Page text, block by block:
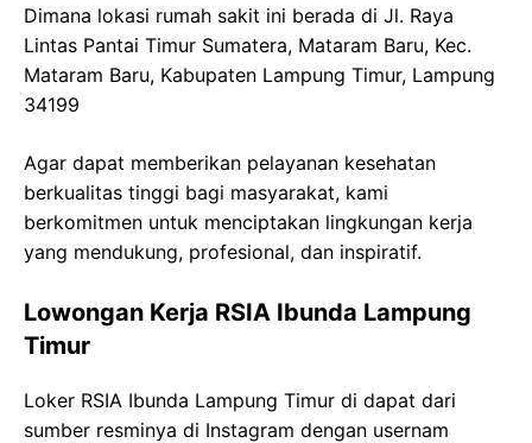
Dimana lokasi rumah sakit ini berada di Jl. Raya
Lintas Pantai Timur Sumatera, Mataram Baru, Kec.
Mataram Baru, Kabupaten Lampung Timur, Lampung
34199
Agar dapat memberikan pelayanan kesehatan
berkualitas tinggi bagi masyarakat, kami
berkomitmen untuk menciptakan lingkungan kerja
yang mendukung, profesional, dan inspiratif.
Lowongan Kerja RSIA Ibunda Lampung
Timur
Loker RSIA Ibunda Lampung Timur di dapat dari
sumber resminya di Instagram dengan usernam